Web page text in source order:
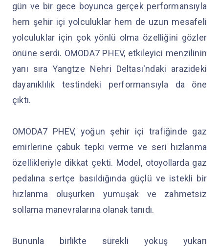
gün ve bir gece boyunca gerçek performansıyla
hem şehir içi yolculuklar hem de uzun mesafeli
yolculuklar için çok yönlü olma özelliğini gözler
önüne serdi. OMODA7 PHEV, etkileyici menzilinin
yanı sıra Yangtze Nehri Deltası'ndaki arazideki
dayanıklılık testindeki performansıyla da öne
çıktı.
OMODA7 PHEV, yoğun şehir içi trafiğinde gaz
emirlerine çabuk tepki verme ve seri hızlanma
özellikleriyle dikkat çekti. Model, otoyollarda gaz
pedalına sertçe basıldığında güçlü ve istekli bir
hızlanma oluşurken yumuşak ve zahmetsiz
sollama manevralarına olanak tanıdı.
Bununla birlikte sürekli yokuş yukarı